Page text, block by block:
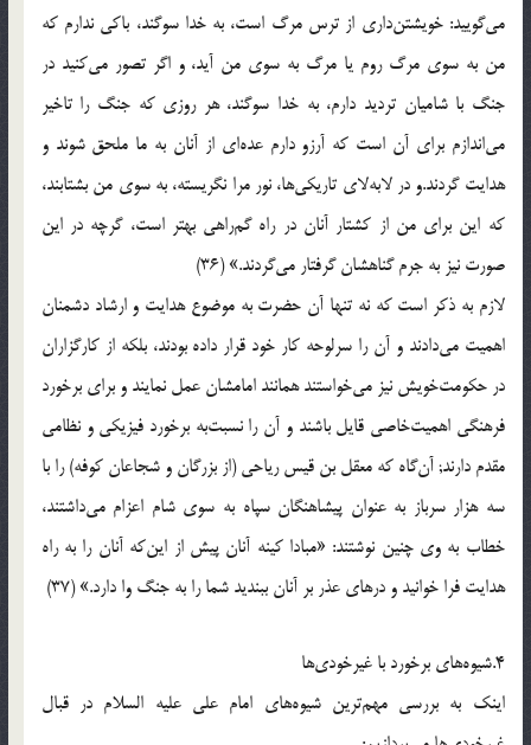
می‌گویید: خویشتن‌داری از ترس مرگ است، به خدا سوگند، باكی ندارم كه
من به سوی مرگ روم یا مرگ به سوی من آید، و اگر تصور می‌كنید در
جنگ با شامیان تردید دارم، به خدا سوگند، هر روزی كه جنگ را تاخیر
می‌اندازم برای آن است كه آرزو دارم عده‌ای از آنان به ما ملحق شوند و
هدایت گردند.و در لابه‌لای تاریكی‌ها، نور مرا نگریسته، به سوی من بشتابند،
كه این برای من از كشتار آنان در راه گم‌راهی بهتر است، گرچه در این
صورت نیز به جرم گناهشان گرفتار می‌گردند.» (36)
لازم به ذكر است كه نه تنها آن حضرت به موضوع هدایت و ارشاد دشمنان
اهمیت می‌دادند و آن را سرلوحه كار خود قرار داده بودند، بلكه از كارگزاران
در حكومت‌خویش نیز می‌خواستند همانند امامشان عمل نمایند و برای برخورد
فرهنگی اهمیت‌خاصی قایل باشند و آن را نسبت‌به برخورد فیزیكی و نظامی
مقدم دارند; آن‌گاه كه معقل بن قیس ریاحی (از بزرگان و شجاعان كوفه) را با
سه هزار سرباز به عنوان پیشاهنگان سپاه به سوی شام اعزام می‌داشتند،
خطاب به وی چنین نوشتند: «مبادا كینه آنان پیش از این‌كه آنان را به راه
هدایت فرا خوانید و درهای عذر بر آنان ببندید شما را به جنگ وا دارد.» (37)
4.شیوه‌های برخورد با غیرخودی‌ها
اینك به بررسی مهم‌ترین شیوه‌های امام علی علیه السلام در قبال